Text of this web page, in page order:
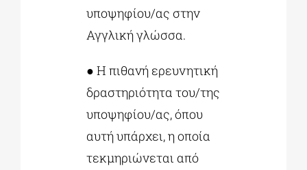
υποψηφίου/ας στην
Αγγλική γλώσσα.
● Η πιθανή ερευνητική
δραστηριότητα του/της
υποψηφίου/ας, όπου
αυτή υπάρχει, η οποία
τεκμηριώνεται από